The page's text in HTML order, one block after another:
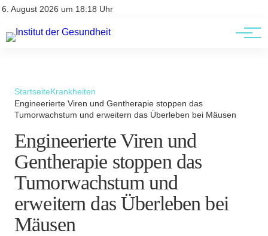
6. August 2026 um 18:18 Uhr
Kontakt
Kontakt
AGBs
StartseiteKrankheiten
Engineerierte Viren und Gentherapie stoppen das
Tumorwachstum und erweitern das Überleben bei Mäusen
Engineerierte Viren und
Gentherapie stoppen das
Tumorwachstum und
erweitern das Überleben bei
Mäusen